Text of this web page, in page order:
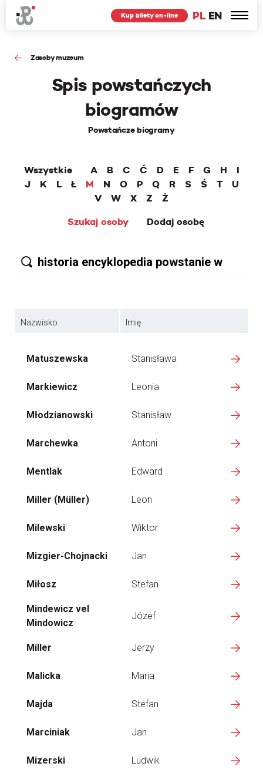
PL EN
Kup bilety on-line
Zasoby muzeum
Spis powstańczych
biogramów
Powstańcze biogramy
Wszystkie A B C Ć D E F G H
I
J
K L Ł M N O P Q R S Ś T
U
V
W X Z
Ż
Szukaj osoby
Dodaj osobę
Nazwisko Imię
Matuszewska Stanisława
Markiewicz Leonia
Młodzianowski Stanisław
Marchewka Antoni
Mentlak Edward
Miller (Müller) Leon
Milewski Wiktor
Mizgier-Chojnacki Jan
Miłosz Stefan
Mindewicz vel
Mindowicz
Józef
Miller Jerzy
Malicka Maria
Majda Stefan
Marciniak Jan
Mizerski Ludwik